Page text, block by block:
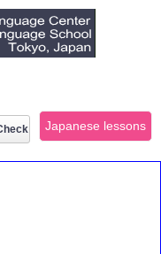
Japanese lessons